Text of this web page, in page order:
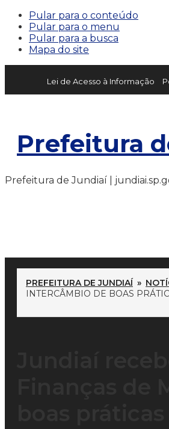
Pular para o conteúdo
Pular para o menu
Pular para a busca
Mapa do site
Lei de Acesso à Informação
Prefeitura
Prefeitura de Jundiaí |
PREFEITURA DE JUNDIAÍ »
INTERCÂMBIO DE BOAS